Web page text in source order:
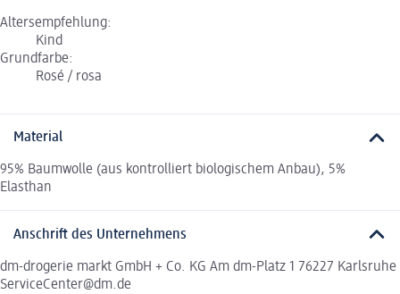
Altersempfehlung:
Kind
Grundfarbe:
Rosé / rosa
Material
95% Baumwolle (aus kontrolliert biologischem Anbau), 5%
Elasthan
Anschrift des Unternehmens
dm-drogerie markt GmbH + Co. KG Am dm-Platz 1 76227 Karlsruhe
ServiceCenter@dm.de